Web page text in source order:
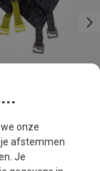
we onze
afstemmen
Je